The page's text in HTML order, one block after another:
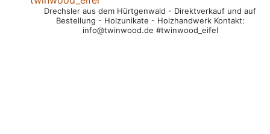
Drechsler aus dem Hürtgenwald - Direktverkauf und auf
Bestellung - Holzunikate - HolzhandwerkKontakt:
info@twinwood.de #twinwood_eifel